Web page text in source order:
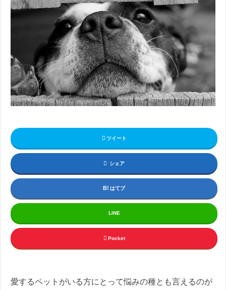
ツイート
シェア
はてブ
LINE
Pocket
愛するペットがいる方にとって悩みの種とも言えるのが